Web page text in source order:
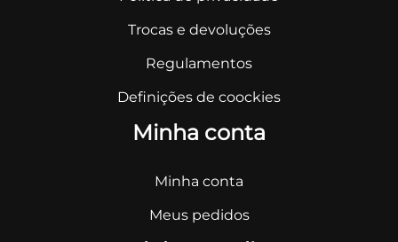
Trocas e devoluções
Regulamentos
Definições de coockies
Minha conta
Minha conta
Meus pedidos